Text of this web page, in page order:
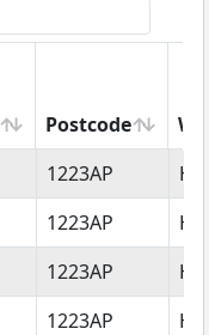
Postcode
Postcode
1223AP
1223AP
1223AP
1223AP